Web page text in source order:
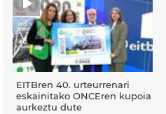
EITBren 40. urteurrenari
eskainitako ONCEren kupoia
aurkeztu dute